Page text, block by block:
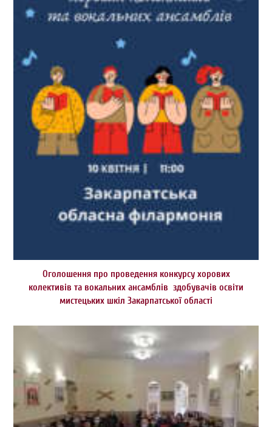
Оголошення про проведення конкурсу хорових
колективів та вокальних ансамблів здобувачів освіти
мистецьких шкіл Закарпатської області